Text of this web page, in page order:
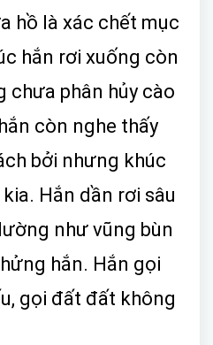
hồ là xác chết mục
hắn rơi xuống còn
chưa phân hủy cào
còn nghe thấy
bởi nhưng khúc
Hắn dần rơi sâu
như vũng bùn
hắn. Hắn gọi
gọi đất đất không